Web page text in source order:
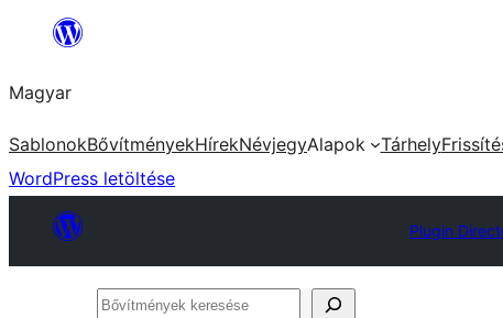
Ugrás
tartalomhoz
Magyar
SablonokBővítményekHírekNévjegyAlapok Tárhely
WordPress letöltése
Plugin
Bővítmények